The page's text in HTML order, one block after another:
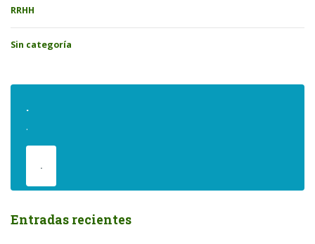
RRHH
Sin categoría
.
.
.
Entradas recientes